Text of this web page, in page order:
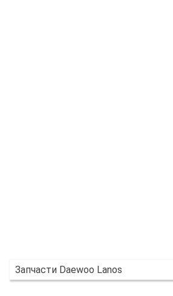
Запчасти Daewoo Lanos